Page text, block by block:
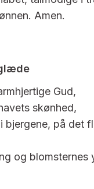
Amen.
Gud,
skønhed,
bjergene, på det
og blomsternes